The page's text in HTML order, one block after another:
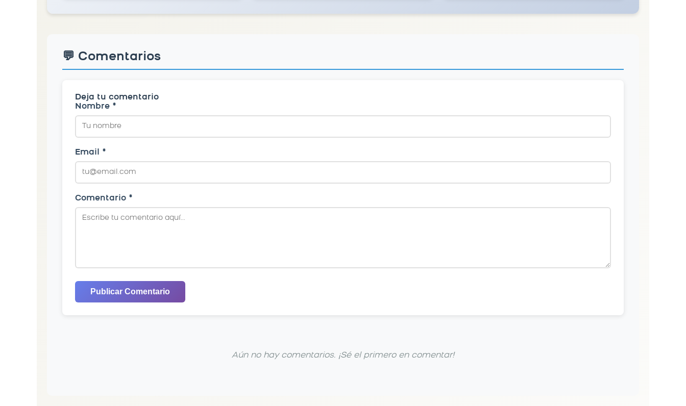
💬 Comentarios
Deja tu comentario
Nombre *
Email *
Comentario *
Publicar Comentario
Aún no hay comentarios. ¡Sé el primero en comentar!